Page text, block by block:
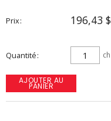
Prix 196,43 $
Quantité ch
AJOUTER AU
PANIER